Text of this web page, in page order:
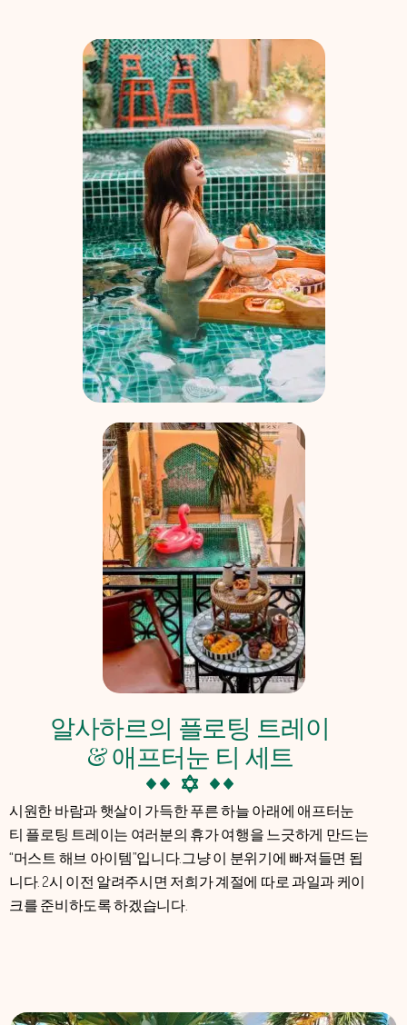
알사하르의 플로팅 트레이
& 애프터눈 티 세트
시원한 바람과 햇살이 가득한 푸른 하늘 아래에 애프터눈
티 플로팅 트레이는 여러분의 휴가 여행을 느긋하게 만드는
“머스트 해브 아이템”입니다. 그냥 이 분위기에 빠져들면 됩
니다. 2시 이전 알려주시면 저희가 계절에 따로 과일과 케이
크를 준비하도록 하겠습니다.